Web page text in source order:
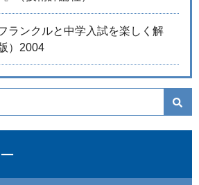
ランクルと中学入試を楽しく解
）2004